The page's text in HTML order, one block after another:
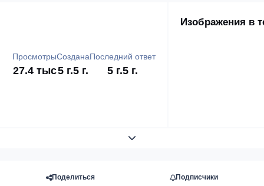
Просмотры
27.4 тыс
Создана
5 г.5 г.
Последний ответ
5 г.5 г.
Изображения в
Развернуть обзор темы
Поделиться Подписчики